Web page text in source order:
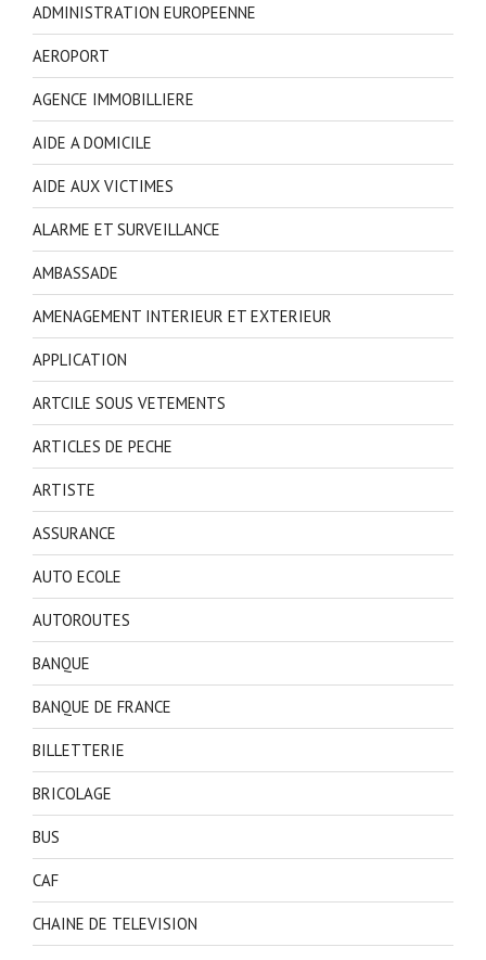
ADMINISTRATION EUROPEENNE
AEROPORT
AGENCE IMMOBILLIERE
AIDE A DOMICILE
AIDE AUX VICTIMES
ALARME ET SURVEILLANCE
AMBASSADE
AMENAGEMENT INTERIEUR ET EXTERIEUR
APPLICATION
ARTCILE SOUS VETEMENTS
ARTICLES DE PECHE
ARTISTE
ASSURANCE
AUTO ECOLE
AUTOROUTES
BANQUE
BANQUE DE FRANCE
BILLETTERIE
BRICOLAGE
BUS
CAF
CHAINE DE TELEVISION